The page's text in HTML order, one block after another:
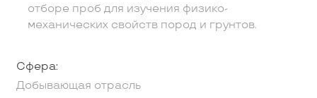
отборе проб для изучения физико-
механических свойств пород и грунтов.
Сфера:
Добывающая отрасль